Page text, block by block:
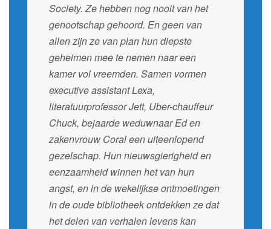
Society. Ze hebben nog nooit van het
genootschap gehoord. En geen van
allen zijn ze van plan hun diepste
geheimen mee te nemen naar een
kamer vol vreemden. Samen vormen
executive assistant Lexa,
literatuurprofessor Jett, Uber-chauffeur
Chuck, bejaarde weduwnaar Ed en
zakenvrouw Coral een uiteenlopend
gezelschap. Hun nieuwsgierigheid en
eenzaamheid winnen het van hun
angst, en in de wekelijkse ontmoetingen
in de oude bibliotheek ontdekken ze dat
het delen van verhalen levens kan